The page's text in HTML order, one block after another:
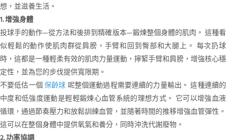
想，並滋養生活。
1. 增強身體
投球手的動作—從方法和後排到精確版本—鍛煉整個身體的肌肉。 這種看
似輕鬆的動作使肌肉群從肩膀，手臂和回到臀部和大腿上。 每次扔球
時，這都是一種輕柔有效的肌肉力量運動，擰緊手臂和肩膀，增強核心穩
定性，並為您的步伐提供寬限期。
不要低估一個保齡球 呢整個運動過程需要連續的力量輸出。 這種連續的
中度和低強度運動是輕輕鍛煉心血管系統的理想方式。 它可以增強血液
循環，通過節奏壓力和放鬆訓練血管，並隨著時間的推移增強血管彈性。
這可以在整個身體中提供氧氣和養分，同時沖洗代謝廢物。